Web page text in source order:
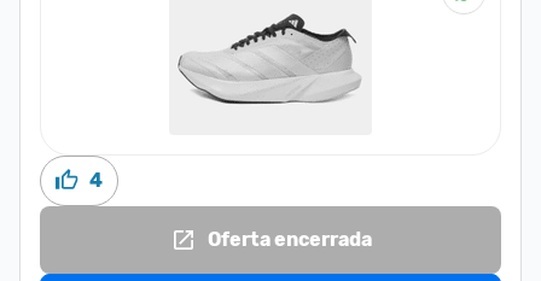
4
Oferta encerrada